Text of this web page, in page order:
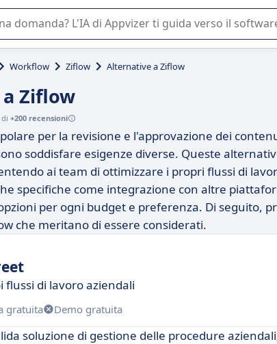
vi guida nell'utilizzo o nella scelta di un software
Workflow Ziflow Alternative a Ziflow
Ziflow
di +200 recensioni
per la revisione e l'approvazione dei
soddisfare esigenze diverse. Queste
ai team di ottimizzare i propri flussi di
specifiche come integrazione con altre
per ogni budget e preferenza. Di seguito,
che meritano di essere considerati.
flussi di lavoro aziendali
gratuita Demo gratuita
soluzione di gestione delle procedure